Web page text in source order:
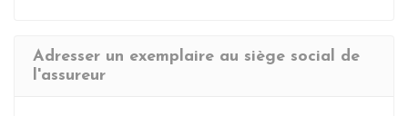
Adresser un exemplaire au siège social de
l'assureur